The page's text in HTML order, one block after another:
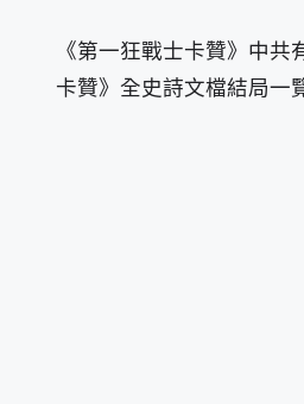
《第一狂戰士卡贊》中
卡贊》全史詩文檔結局一